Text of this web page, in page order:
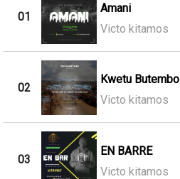
01
Amani
Victo kitamos
02
Kwetu Butembo
Victo kitamos
03
EN BARRE
Victo kitamos